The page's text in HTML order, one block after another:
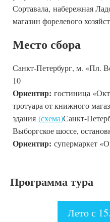
Сортавала, набережная
магазин форелевого
Место сбора
Санкт-Петербург, м. «Пл.
10
Ориентир: гостиница
тротуара от книжного
здания (схема)Санкт-
Выборгское шоссе,
Ориентир: супермаркет
Программа тура
Лето с